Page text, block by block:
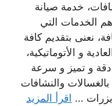
خدمة صيانة
الخدمات التي
نعنى بتقديم كافة
و الأتوماتيكية،
مدار 24 ساعة، دقة و تميز و سرعة
والنشافات
… اقرأ المزيد